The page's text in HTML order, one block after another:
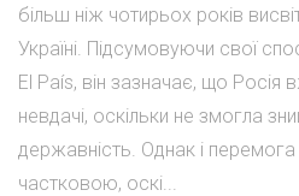
більш ніж чотирьох років
Україні. Підсумовуючи свої
El País, він зазначає, що Росія
невдачі, оскільки не змогла
державність. Однак і
частковою, оскі...